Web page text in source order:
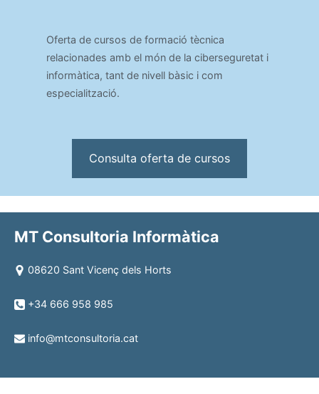
Oferta de cursos de formació tècnica
relacionades amb el món de la ciberseguretat i
informàtica, tant de nivell bàsic i com
especialització.
Consulta oferta de cursos
MT Consultoria Informàtica
08620 Sant Vicenç dels Horts
+34 666 958 985
info@mtconsultoria.cat